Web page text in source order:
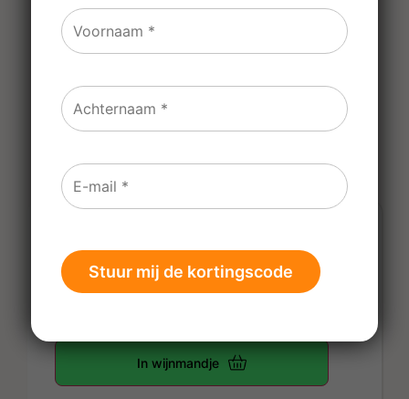
2023
€9,50
Prijs per fles
In wijnmandje